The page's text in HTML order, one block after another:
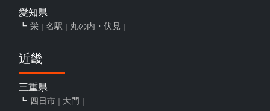
愛知県
栄 名駅 丸の内・伏見
近畿
三重県
四日市 大門